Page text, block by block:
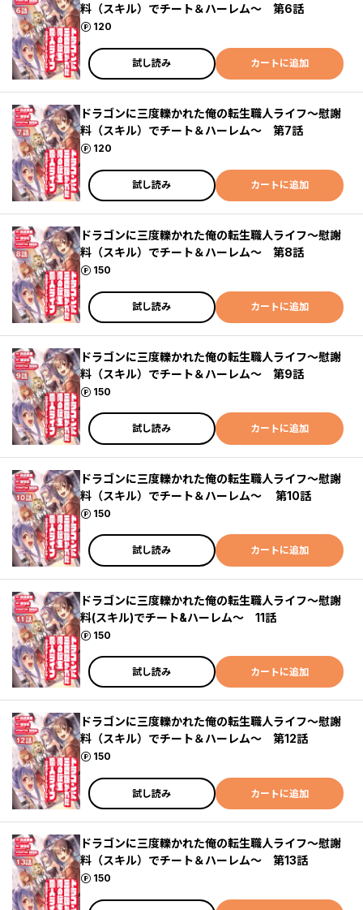
料（スキル）でチート＆ハーレム～ 第6話
120
ポイント
試し読み カートに追加
ドラゴンに三度轢かれた俺の転生職人ライフ～慰謝
料（スキル）でチート＆ハーレム～ 第7話
120
ポイント
試し読み カートに追加
ドラゴンに三度轢かれた俺の転生職人ライフ～慰謝
料（スキル）でチート＆ハーレム～ 第8話
150
ポイント
試し読み カートに追加
ドラゴンに三度轢かれた俺の転生職人ライフ～慰謝
料（スキル）でチート＆ハーレム～ 第9話
150
ポイント
試し読み カートに追加
ドラゴンに三度轢かれた俺の転生職人ライフ～慰謝
料（スキル）でチート＆ハーレム～ 第10話
150
ポイント
試し読み カートに追加
ドラゴンに三度轢かれた俺の転生職人ライフ～慰謝
料(スキル)でチート&ハーレム～ 11話
150
ポイント
試し読み カートに追加
ドラゴンに三度轢かれた俺の転生職人ライフ～慰謝
料（スキル）でチート＆ハーレム～ 第12話
150
ポイント
試し読み カートに追加
ドラゴンに三度轢かれた俺の転生職人ライフ～慰謝
料（スキル）でチート＆ハーレム～ 第13話
150
ポイント